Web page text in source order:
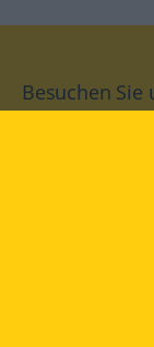
Besuchen Sie